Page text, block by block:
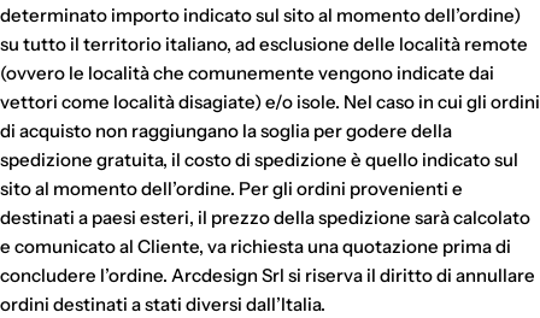
determinato importo indicato sul sito al momento dell’ordine)
su tutto il territorio italiano, ad esclusione delle località remote
(ovvero le località che comunemente vengono indicate dai
vettori come località disagiate) e/o isole. Nel caso in cui gli ordini
di acquisto non raggiungano la soglia per godere della
spedizione gratuita, il costo di spedizione è quello indicato sul
sito al momento dell’ordine. Per gli ordini provenienti e
destinati a paesi esteri, il prezzo della spedizione sarà calcolato
e comunicato al Cliente, va richiesta una quotazione prima di
concludere l’ordine. Arcdesign Srl si riserva il diritto di annullare
ordini destinati a stati diversi dall’Italia.